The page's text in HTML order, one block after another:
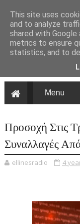
Προσοχή Στις
Συναλλαγές
ellinesradio 4
This site uses
and to analyze
shared with
metrics to ensure
statistics, and to